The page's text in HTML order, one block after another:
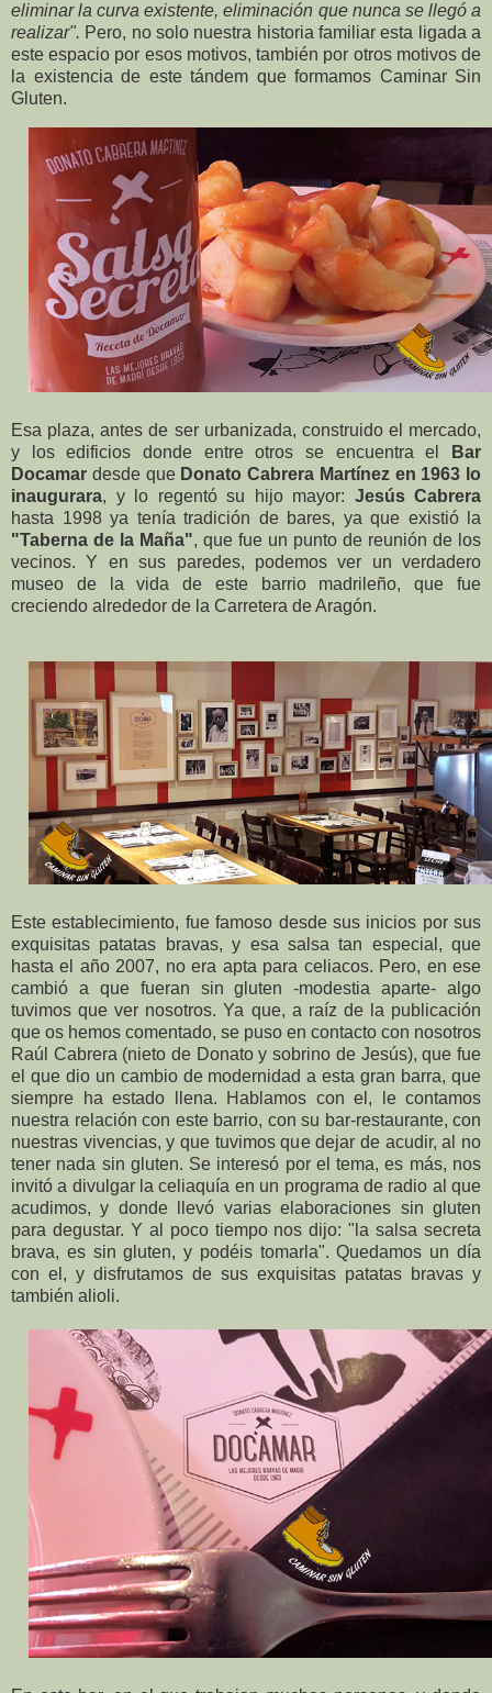
eliminar la curva existente, eliminación que nunca se llegó a
realizar". Pero, no solo nuestra historia familiar esta ligada a
este espacio por esos motivos, también por otros motivos de
la existencia de este tándem que formamos Caminar Sin
Gluten.
Esa plaza, antes de ser urbanizada, construido el mercado,
y los edificios donde entre otros se encuentra el
Bar
Docamar desde que Donato Cabrera Martínez en 1963 lo
inaugurara, y lo regentó su hijo mayor: Jesús Cabrera
hasta 1998 ya tenía tradición de bares, ya que existió la
"Taberna de la Maña", que fue un punto de reunión de los
vecinos. Y en sus paredes, podemos ver un verdadero
museo de la vida de este barrio madrileño, que fue
creciendo alrededor de la Carretera de Aragón.
Este establecimiento, fue famoso desde sus inicios por sus
exquisitas patatas bravas, y esa salsa tan especial, que
hasta el año 2007, no era apta para celiacos. Pero, en ese
cambió a que fueran sin gluten -modestia aparte- algo
tuvimos que ver nosotros. Ya que, a raíz de la publicación
que os hemos comentado, se puso en contacto con nosotros
Raúl Cabrera (nieto de Donato y sobrino de Jesús), que fue
el que dio un cambio de modernidad a esta gran barra, que
siempre ha estado llena. Hablamos con el, le contamos
nuestra relación con este barrio, con su bar-restaurante, con
nuestras vivencias, y que tuvimos que dejar de acudir, al no
tener nada sin gluten. Se interesó por el tema, es más, nos
invitó a divulgar la celiaquía en un programa de radio al que
acudimos, y donde llevó varias elaboraciones sin gluten
para degustar. Y al poco tiempo nos dijo: "la salsa secreta
brava, es sin gluten, y podéis tomarla". Quedamos un día
con el, y disfrutamos de sus exquisitas patatas bravas y
también alioli.